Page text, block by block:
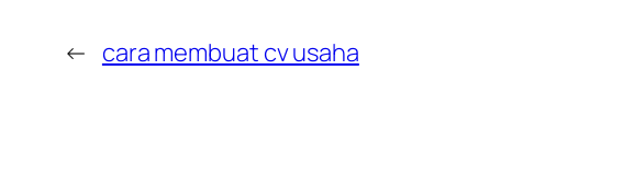
← cara membuat cv usaha